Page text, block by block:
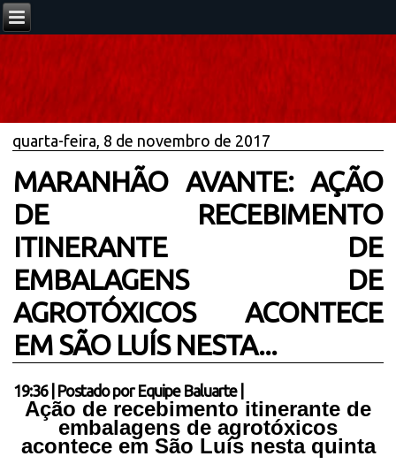
quarta-feira, 8 de novembro de 2017
MARANHÃO AVANTE: AÇÃO
DE RECEBIMENTO
ITINERANTE DE
EMBALAGENS DE
AGROTÓXICOS ACONTECE
EM SÃO LUÍS NESTA...
19:36| Postado por Equipe Baluarte
Ação de recebimento itinerante de
embalagens de agrotóxicos
acontece em São Luís nesta quinta